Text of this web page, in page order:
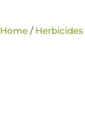
Home / Herbicides